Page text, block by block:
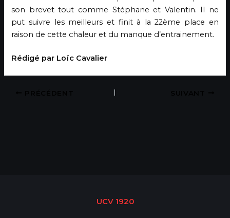
son brevet tout comme Stéphane et Valentin. Il ne
put suivre les meilleurs et finit à la 22ème place en
raison de cette chaleur et du manque d’entrainement.
Rédigé par Loïc Cavalier
UCV 1920